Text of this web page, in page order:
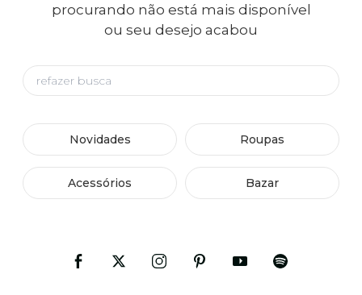
procurando não está mais disponível
ou seu desejo acabou
Novidades Roupas
Acessórios Bazar